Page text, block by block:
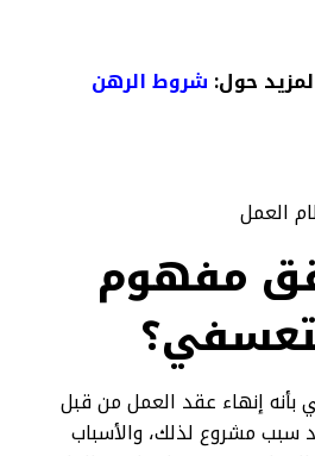
حول: شروط الرهن
مفهوم
إنهاء عقد العمل من قبل
مشروع لذلك، والأسباب